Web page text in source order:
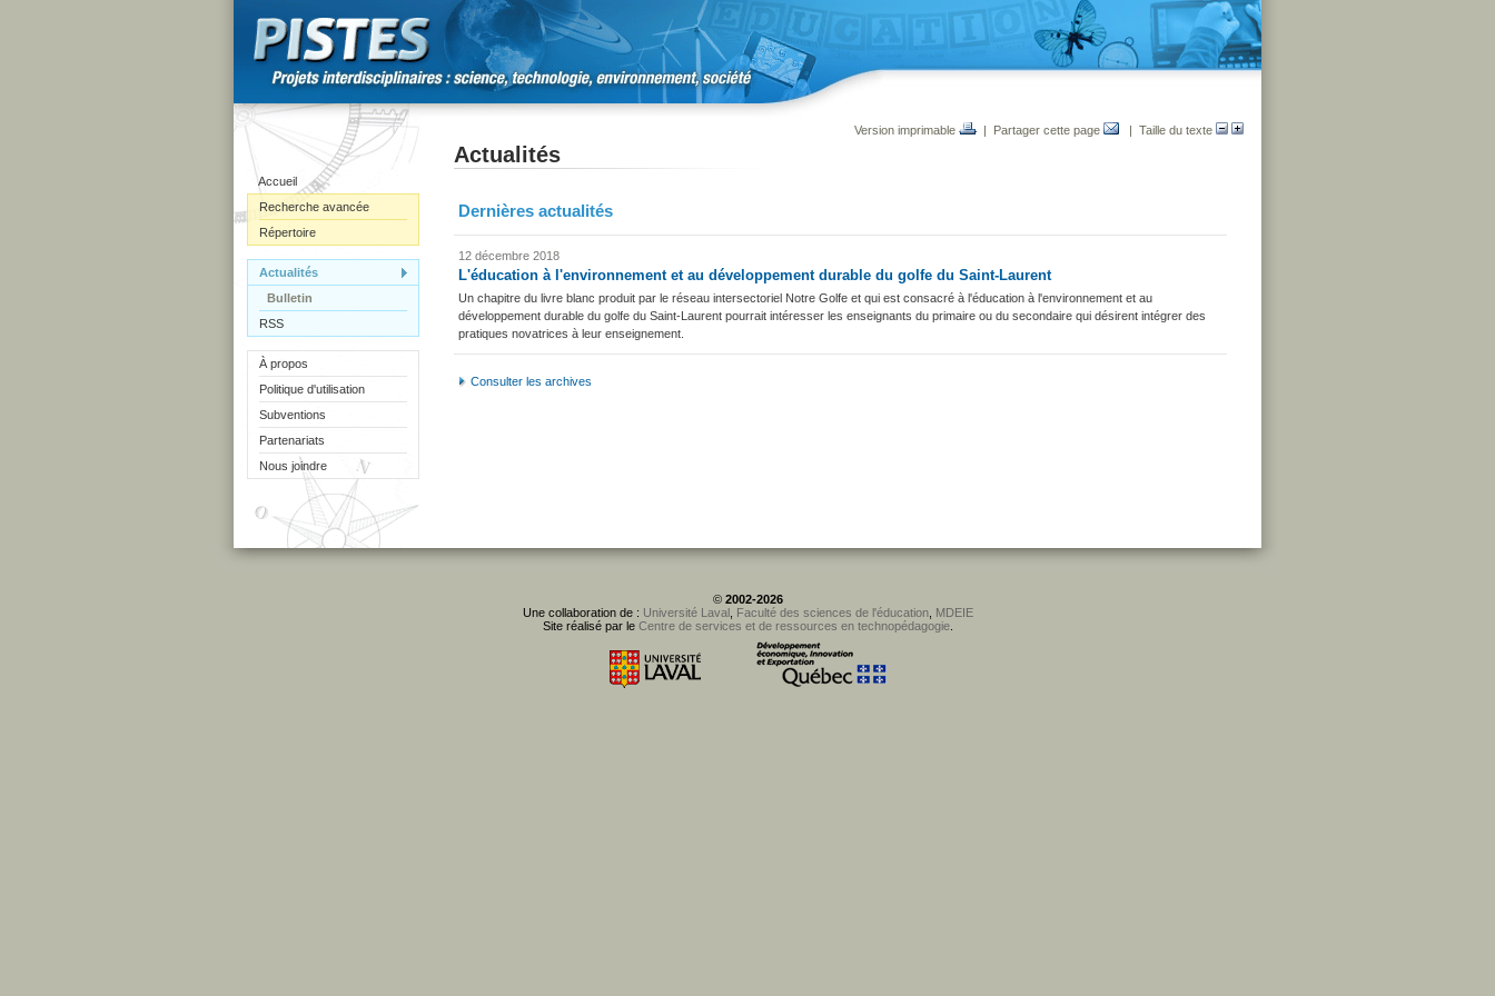
Accueil
Recherche avancée
Répertoire
Actualités
Bulletin
RSS
À propos
Politique d'utilisation
Subventions
Partenariats
Nous joindre
Version imprimable | Partager cette page | Taille du texte
Actualités
Dernières actualités
12 décembre 2018
L'éducation à l'environnement et au développement durable du golfe du Saint-Laurent
Un chapitre du livre blanc produit par le réseau intersectoriel Notre Golfe et qui est consacré à l'éducation à l'environnement et au
développement durable du golfe du Saint-Laurent pourrait intéresser les enseignants du primaire ou du secondaire qui désirent intégrer des
pratiques novatrices à leur enseignement.
Consulter les archives
© 2002-2026
Une collaboration de : Université Laval, Faculté des sciences de l'éducation, MDEIE
Site réalisé par le Centre de services et de ressources en technopédagogie.